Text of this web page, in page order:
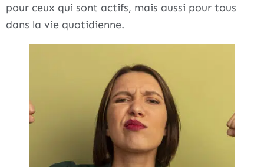
pour ceux qui sont actifs, mais aussi pour tous
dans la vie quotidienne.